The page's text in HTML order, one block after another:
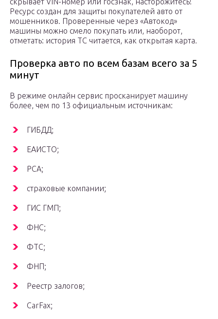
Ресурс создан для защиты покупателей авто от
мошенников. Проверенные через «Автокод»
машины можно смело покупать или, наоборот,
отметать: история ТС читается, как открытая карта.
Проверка авто по всем базам всего за 5
минут
В режиме онлайн сервис просканирует машину
более, чем по 13 официальным источникам:
ГИБДД;
ЕАИСТО;
РСА;
страховые компании;
ГИС ГМП;
ФНС;
ФТС;
ФНП;
Реестр залогов;
CarFax;